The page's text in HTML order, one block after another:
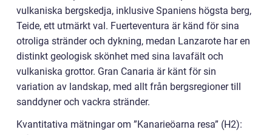
vulkaniska bergskedja, inklusive Spaniens högsta berg,
Teide, ett utmärkt val. Fuerteventura är känd för sina
otroliga stränder och dykning, medan Lanzarote har en
distinkt geologisk skönhet med sina lavafält och
vulkaniska grottor. Gran Canaria är känt för sin
variation av landskap, med allt från bergsregioner till
sanddyner och vackra stränder.
Kvantitativa mätningar om ”Kanarieöarna resa” (H2):